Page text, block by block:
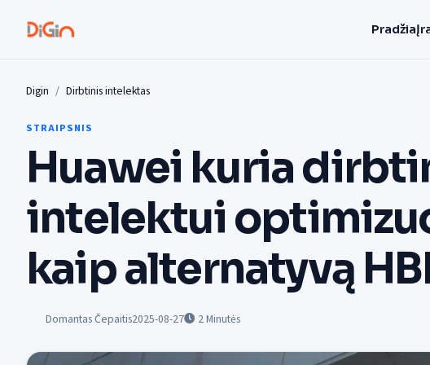
Pradžia
Digin Dirbtinis intelektas
STRAIPSNIS
Huawei kuria
intelektui
kaip alternatyvą
Domantas Čepaitis2025-08-27 2Minutės